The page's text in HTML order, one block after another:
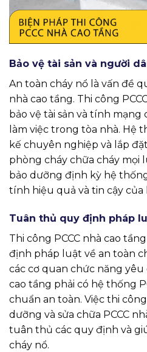
Bảo vệ tài sản và người
An toàn cháy nổ là vấn đề
nhà cao tầng. Thi công
bảo vệ tài sản và tính mạng
làm việc trong tòa nhà. Hệ
kế chuyên nghiệp và lắp
phòng cháy chữa cháy mọi
bảo dưỡng định kỳ hệ
tính hiệu quả và tin cậy của
Tuân thủ quy định pháp
Thi công PCCC nhà cao
định pháp luật về an toàn
các cơ quan chức năng yêu
cao tầng phải có hệ thống
chuẩn an toàn. Việc thi
dưỡng và sửa chữa PCCC
tuân thủ các quy định và
cháy nổ.